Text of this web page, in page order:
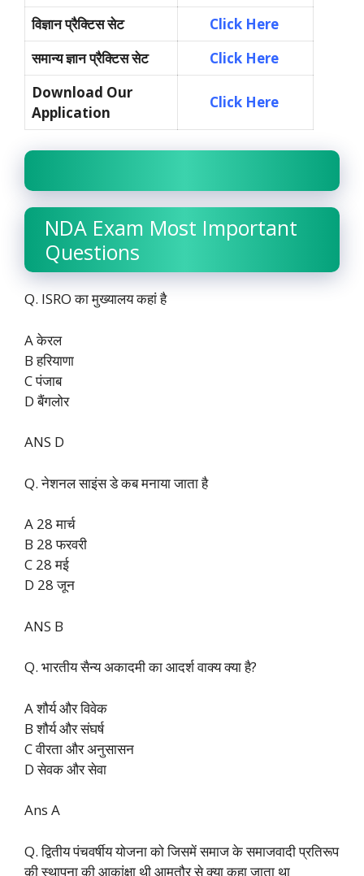
विज्ञान प्रैक्टिस सेट
Click Here
समान्य ज्ञान प्रैक्टिस सेट
Click Here
Download Our
Application
Click Here
NDA Exam Most Important
Questions
Q. ISRO का मुख्यालय कहां है
A केरल
B हरियाणा
C पंजाब
D बैंगलोर
ANS D
Q. नेशनल साइंस डे कब मनाया जाता है
A 28 मार्च
B 28 फरवरी
C 28 मई
D 28 जून
ANS B
Q. भारतीय सैन्य अकादमी का आदर्श वाक्य क्या है?
A शौर्य और विवेक
B शौर्य और संघर्ष
C वीरता और अनुसासन
D सेवक और सेवा
Ans A
Q. द्वितीय पंचवर्षीय योजना को जिसमें समाज के समाजवादी प्रतिरूप
की स्थापना की आकांक्षा थी आमतौर से क्या कहा जाता था